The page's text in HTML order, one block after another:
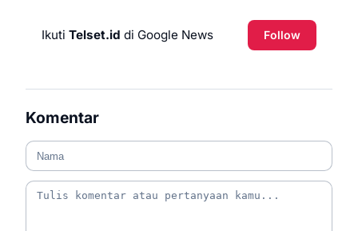
Ikuti Telset.id di Google News Follow
Komentar